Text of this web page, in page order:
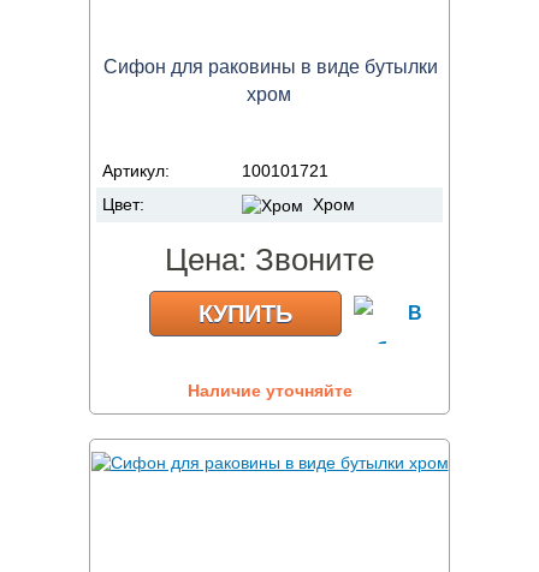
Сифон для раковины в виде бутылки
хром
Артикул:
100101721
Цвет:
Хром
Цена: Звоните
КУПИТЬ
Наличие уточняйте